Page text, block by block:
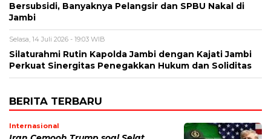
Bersubsidi, Banyaknya Pelangsir dan SPBU Nakal di
Jambi
Selasa, 14 Juli 2026 - 19:03 WIB
Silaturahmi Rutin Kapolda Jambi dengan Kajati Jambi
Perkuat Sinergitas Penegakkan Hukum dan Soliditas
BERITA TERBARU
Internasional